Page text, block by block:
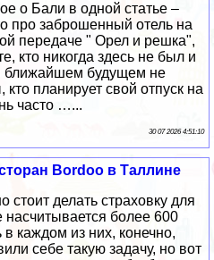
о Бали в одной статье –
про заброшенный отель на
передаче " Орел и решка",
кто никогда здесь не был и
ближайшем будущем не
планирует свой отпуск на
часто …...
30 07 2026 4:51:10
Bordoo в Таллине
делать страховку для
более 600
каждом из них, конечно,
себе такую задачу, но вот